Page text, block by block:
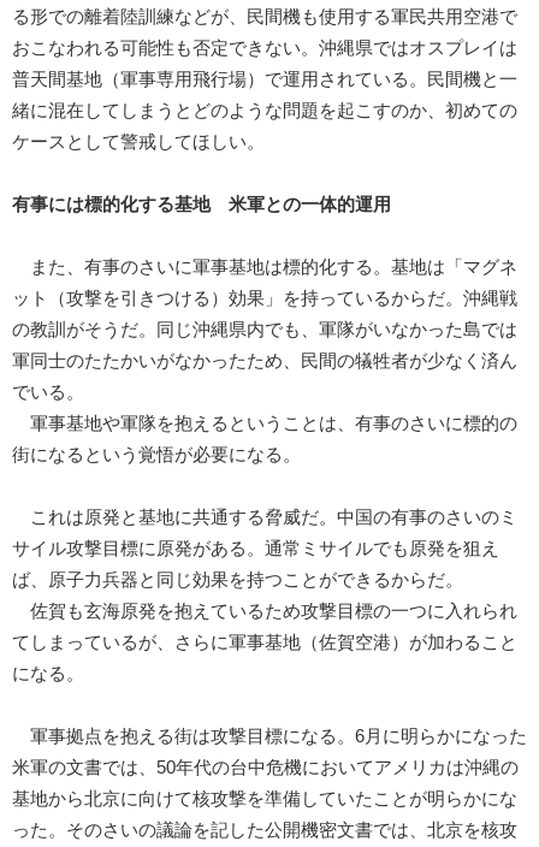
る形での離着陸訓練などが、民間機も使用する軍民共用空港で
おこなわれる可能性も否定できない。沖縄県ではオスプレイは
普天間基地（軍事専用飛行場）で運用されている。民間機と一
緒に混在してしまうとどのような問題を起こすのか、初めての
ケースとして警戒してほしい。
有事には標的化する基地 米軍との一体的運用
また、有事のさいに軍事基地は標的化する。基地は「マグネ
ット（攻撃を引きつける）効果」を持っているからだ。沖縄戦
の教訓がそうだ。同じ沖縄県内でも、軍隊がいなかった島では
軍同士のたたかいがなかったため、民間の犠牲者が少なく済ん
でいる。
軍事基地や軍隊を抱えるということは、有事のさいに標的の
街になるという覚悟が必要になる。
これは原発と基地に共通する脅威だ。中国の有事のさいのミ
サイル攻撃目標に原発がある。通常ミサイルでも原発を狙え
ば、原子力兵器と同じ効果を持つことができるからだ。
佐賀も玄海原発を抱えているため攻撃目標の一つに入れられ
てしまっているが、さらに軍事基地（佐賀空港）が加わること
になる。
軍事拠点を抱える街は攻撃目標になる。6月に明らかになった
米軍の文書では、50年代の台中危機においてアメリカは沖縄の
基地から北京に向けて核攻撃を準備していたことが明らかにな
った。そのさいの議論を記した公開機密文書では、北京を核攻